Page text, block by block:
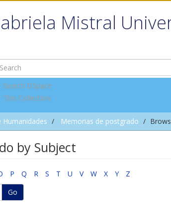
Mistral
Search DSpace
This Collection
Humanidades Memorias de postgrado
by Subject
P Q R S T U V W X Y
Z
Go